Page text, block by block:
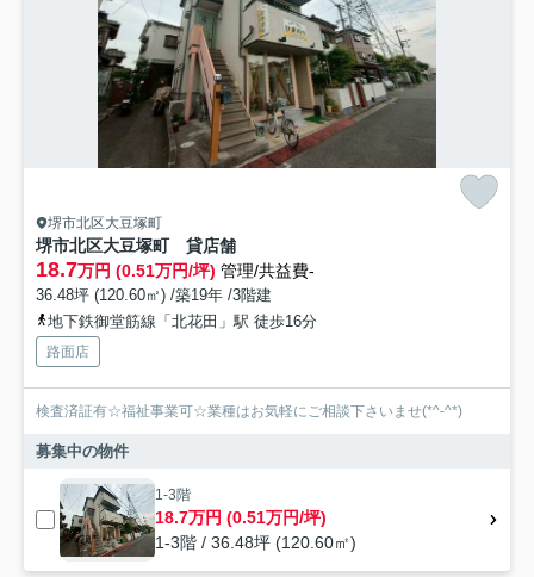
堺市北区大豆塚町
堺市北区大豆塚町 貸店舗
18.7万円 (0.51万円/坪) 管理/共益費-
36.48坪 (120.60㎡) /築19年 /3階建
地下鉄御堂筋線「北花田」駅 徒歩16分
路面店
検査済証有☆福祉事業可☆業種はお気軽にご相談下さいませ(*^-^*)
募集中の物件
1-3階
18.7万円 (0.51万円/坪)
1-3階 / 36.48坪 (120.60㎡)